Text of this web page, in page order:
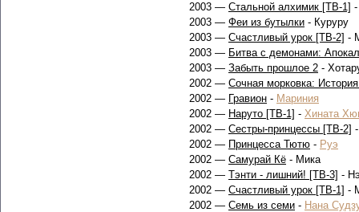
2003 — Стальной алхимик [ТВ-1]
2003 — Феи из бутылки - Куруру
2003 — Счастливый урок [ТВ-2] -
2003 — Битва с демонами:
2003 — Забыть прошлое 2 -
2002 — Сочная морковка:
2002 — Гравион - Мариния
2002 — Наруто [ТВ-1] - Хината
2002 — Сестры-принцессы [ТВ-2]
2002 — Принцесса Тютю - Руэ
2002 — Самурай Кё - Мика
2002 — Тэнти - лишний! [ТВ-3] -
2002 — Счастливый урок [ТВ-1] -
2002 — Семь из семи - Нана